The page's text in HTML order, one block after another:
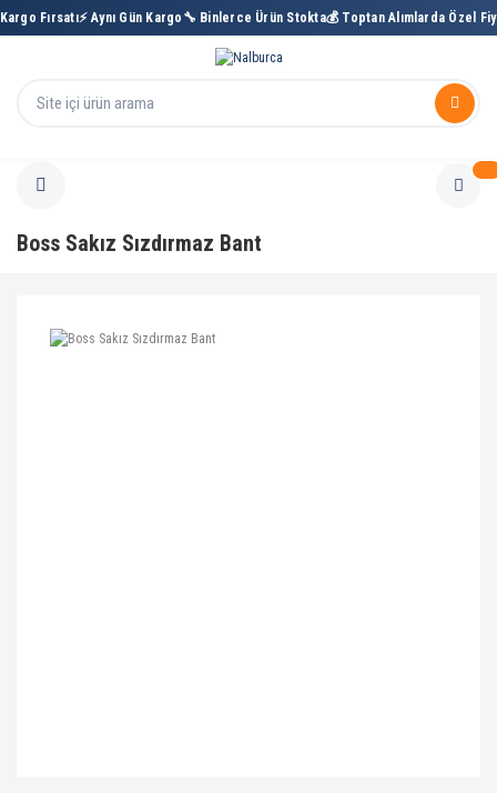
Fırsatı⚡ Aynı Gün Kargo🔧 Binlerce Ürün Stokta 💰 Toptan Alımlarda Özel Fiyat
Boss Sakız Sızdırmaz Bant